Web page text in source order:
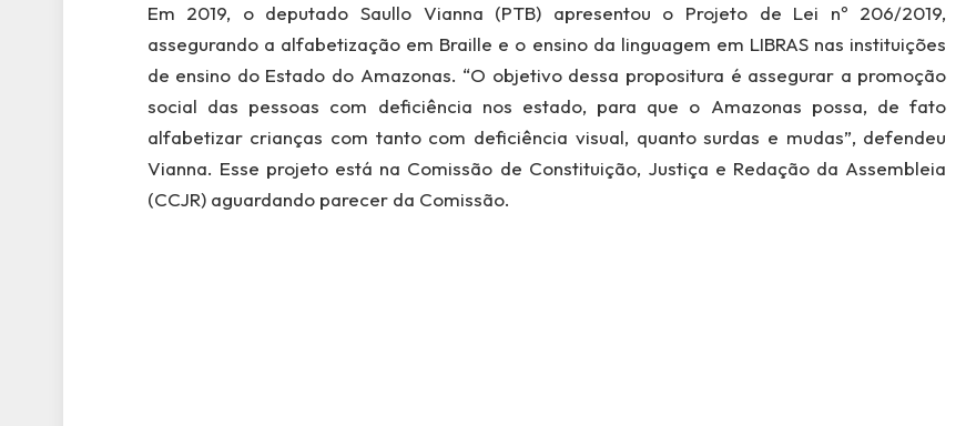
Em 2019, o deputado Saullo Vianna (PTB) apresentou o Projeto de Lei nº 206/2019,
assegurando a alfabetização em Braille e o ensino da linguagem em LIBRAS nas instituições
de ensino do Estado do Amazonas. “O objetivo dessa propositura é assegurar a promoção
social das pessoas com deficiência nos estado, para que o Amazonas possa, de fato
alfabetizar crianças com tanto com deficiência visual, quanto surdas e mudas”, defendeu
Vianna. Esse projeto está na Comissão de Constituição, Justiça e Redação da Assembleia
(CCJR) aguardando parecer da Comissão.